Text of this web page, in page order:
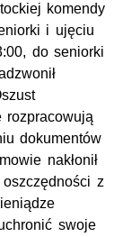
komendy
i ujęciu
do seniorki
rozpracowują
dokumentów
nakłonił
z
swoje